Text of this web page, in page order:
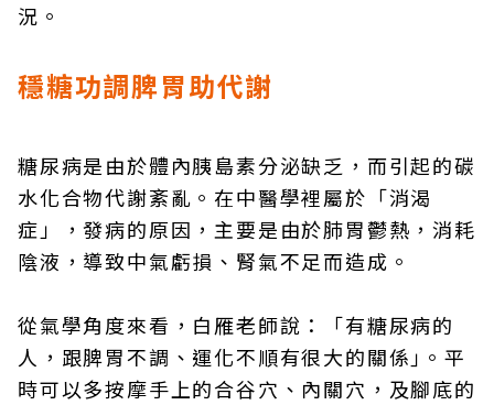
況。
穩糖功調脾胃助代謝
糖尿病是由於體內胰島素分泌缺乏，而引起的碳
水化合物代謝紊亂。在中醫學裡屬於「消渴
症」，發病的原因，主要是由於肺胃鬱熱，消耗
陰液，導致中氣虧損、腎氣不足而造成。
從氣學角度來看，白雁老師說：「有糖尿病的
人，跟脾胃不調、運化不順有很大的關係｣。平
時可以多按摩手上的合谷穴、內關穴，及腳底的